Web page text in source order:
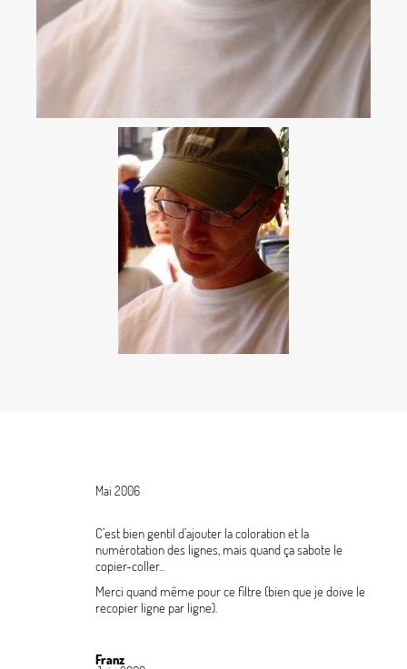
Mai 2006
C’est bien gentil d’ajouter la coloration et la
numérotation des lignes, mais quand ça sabote le
copier-coller...
Merci quand même pour ce filtre (bien que je doive le
recopier ligne par ligne).
Franz